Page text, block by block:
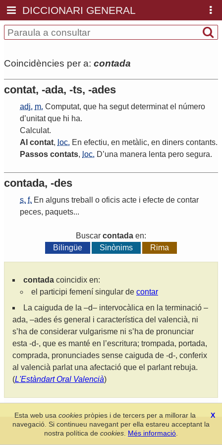
DICCIONARI GENERAL
Coincidències per a: contada
contat, -ada, -ts, -ades
adj. m. Computat, que ha segut determinat el número
d’unitat que hi ha.
Calculat.
Al contat, loc. En efectiu, en metàlic, en diners contants.
Passos contats, loc. D’una manera lenta pero segura.
contada, -des
s. f. En alguns treball o oficis acte i efecte de contar
peces, paquets...
Buscar contada en:
Bilingüe
Sinònims Rima
contada coincidix en:
el participi femení singular de contar
La caiguda de la –d– intervocàlica en la terminació –
ada, –ades és general i característica del valencià, ni
s’ha de considerar vulgarisme ni s’ha de pronunciar
esta -d-, que es manté en l’escritura; trompada, portada,
comprada, pronunciades sense caiguda de -d-, conferix
al valencià parlat una afectació que el parlant rebuja.
(L'Estàndart Oral Valencià)
Secció de Llengua i Lliteratura Valencianes-Real Acadèmia de
Cultura Valenciana-Política de privacitat
X
Esta web usacookies pròpies i de tercers per a millorar la
navegació. Si continueu navegant per ella estareu acceptant la
nostra política de cookies Més informació